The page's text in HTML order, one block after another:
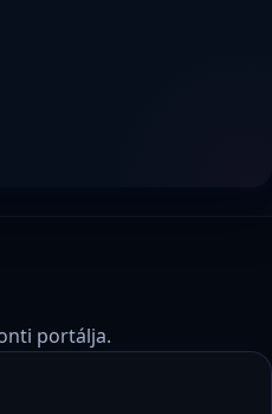
portálja.